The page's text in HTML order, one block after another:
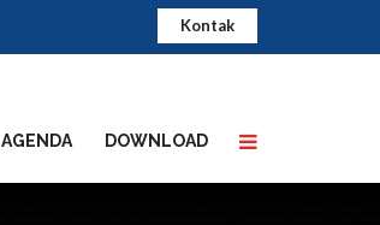
Kontak
AGENDA DOWNLOAD